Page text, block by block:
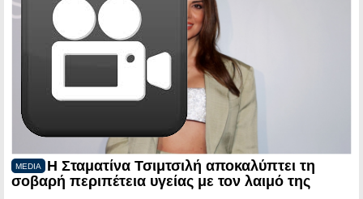
MEDIA
Η Σταματίνα Τσιμτσιλή αποκαλύπτει τη
σοβαρή περιπέτεια υγείας με τον λαιμό της